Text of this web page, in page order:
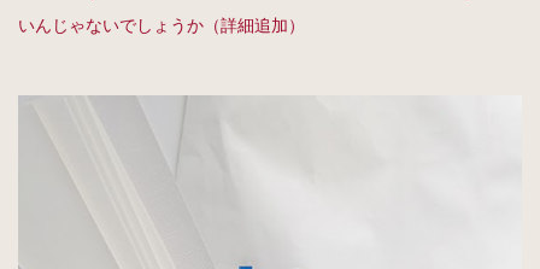
いんじゃないでしょうか（詳細追加）